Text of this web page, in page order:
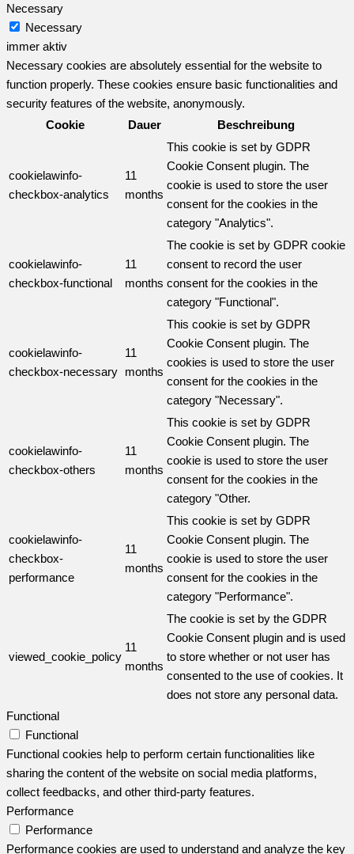
Necessary
Necessary
immer aktiv
Necessary cookies are absolutely essential for the website to
function properly. These cookies ensure basic functionalities and
security features of the website, anonymously.
Cookie
Dauer Beschreibung
cookielawinfo-
checkbox-analytics
11
months
This cookie is set by GDPR
Cookie Consent plugin. The
cookie is used to store the user
consent for the cookies in the
category "Analytics".
cookielawinfo-
checkbox-functional
11
months
The cookie is set by GDPR cookie
consent to record the user
consent for the cookies in the
category "Functional".
cookielawinfo-
checkbox-necessary
11
months
This cookie is set by GDPR
Cookie Consent plugin. The
cookies is used to store the user
consent for the cookies in the
category "Necessary".
cookielawinfo-
checkbox-others
11
months
This cookie is set by GDPR
Cookie Consent plugin. The
cookie is used to store the user
consent for the cookies in the
category "Other.
cookielawinfo-
checkbox-
performance
11
months
This cookie is set by GDPR
Cookie Consent plugin. The
cookie is used to store the user
consent for the cookies in the
category "Performance".
viewed_cookie_policy
11
months
The cookie is set by the GDPR
Cookie Consent plugin and is used
to store whether or not user has
consented to the use of cookies. It
does not store any personal data.
Functional
Functional
Functional cookies help to perform certain functionalities like
sharing the content of the website on social media platforms,
collect feedbacks, and other third-party features.
Performance
Performance
Performance cookies are used to understand and analyze the key